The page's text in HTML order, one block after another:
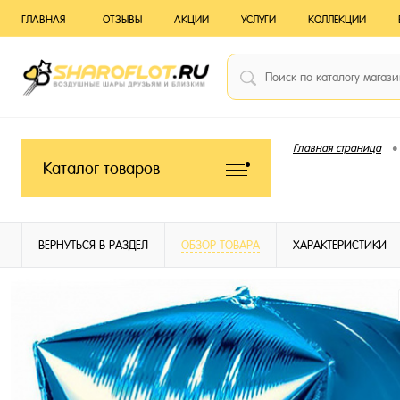
ГЛАВНАЯ ОТЗЫВЫ АКЦИИ УСЛУГИ КОЛЛЕКЦИИ
Каталог товаров
Главная страница •
ВЕРНУТЬСЯ В РАЗДЕЛ ОБЗОР ТОВАРА ХАРАКТЕРИСТИКИ